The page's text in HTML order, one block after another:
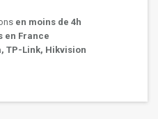
en moins de 4h
en France
TP-Link, Hikvision